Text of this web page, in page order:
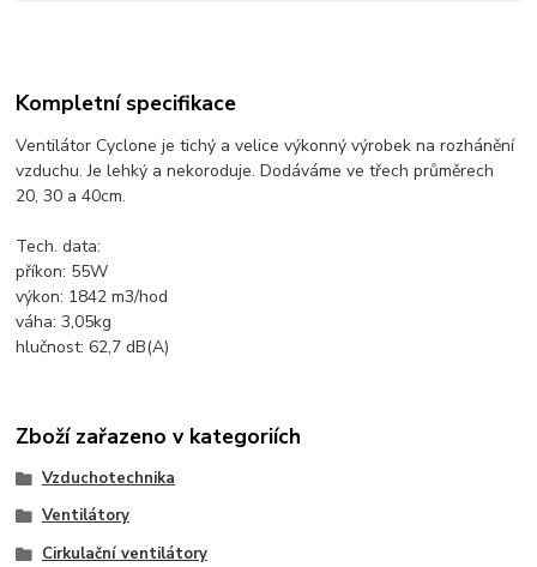
Kompletní specifikace
Ventilátor Cyclone je tichý a velice výkonný výrobek na rozhánění
vzduchu. Je lehký a nekoroduje. Dodáváme ve třech průměrech
20, 30 a 40cm.
Tech. data:
příkon: 55W
výkon: 1842 m3/hod
váha: 3,05kg
hlučnost: 62,7 dB(A)
Zboží zařazeno v kategoriích
Vzduchotechnika
Ventilátory
Cirkulační ventilátory